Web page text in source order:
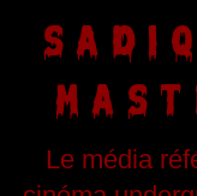
Le média